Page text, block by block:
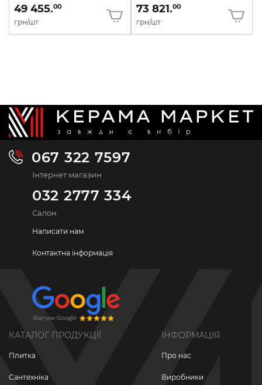
49 455.00
грн/шт
73 821.00
грн/шт
067 322 7597
Інтернет магазин
032 2777 334
Салон
Написати нам
Контактна інформація
КАТАЛОГ ПРОДУКЦІЇ
Плитка
Сантехніка
ІНФОРМАЦІЯ
Про нас
Виробники